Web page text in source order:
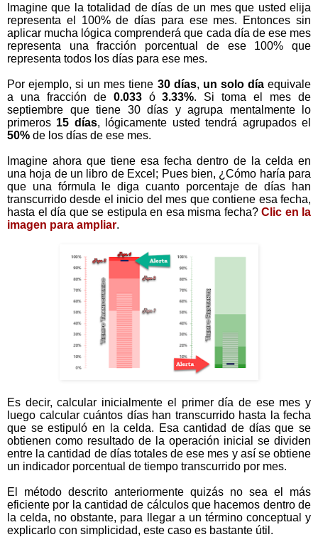
Imagine que la totalidad de días de un mes que usted elija
representa el 100% de días para ese mes. Entonces sin
aplicar mucha lógica comprenderá que cada día de ese mes
representa una fracción porcentual de ese 100% que
representa todos los días para ese mes.
Por ejemplo, si un mes tiene 30 días, un solo díaequivale
a una fracción de 0.033ó3.33%. Si toma el mes de
septiembre que tiene 30 días y agrupa mentalmente lo
primeros 15 días, lógicamente usted tendrá agrupados el
50% de los días de ese mes.
Imagine ahora que tiene esa fecha dentro de la celda en
una hoja de un libro de Excel; Pues bien, ¿Cómo haría para
que una fórmula le diga cuanto porcentaje de días han
transcurrido desde el inicio del mes que contiene esa fecha,
hasta el día que se estipula en esa misma fecha? Clic en la
imagen para ampliar.
Es decir, calcular inicialmente el primer día de ese mes y
luego calcular cuántos días han transcurrido hasta la fecha
que se estipuló en la celda. Esa cantidad de días que se
obtienen como resultado de la operación inicial se dividen
entre la cantidad de días totales de ese mes y así se obtiene
un indicador porcentual de tiempo transcurrido por mes.
El método descrito anteriormente quizás no sea el más
eficiente por la cantidad de cálculos que hacemos dentro de
la celda, no obstante, para llegar a un término conceptual y
explicarlo con simplicidad, este caso es bastante útil.